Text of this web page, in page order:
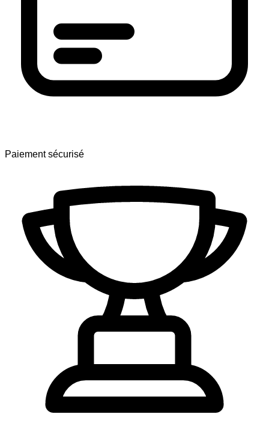
Paiement sécurisé